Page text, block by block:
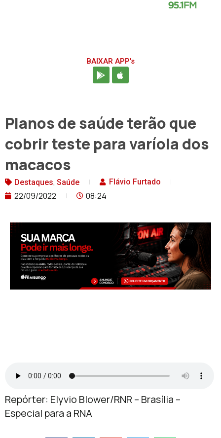
BAIXAR APP's
Planos de saúde terão que
cobrir teste para varíola dos
macacos
Destaques, Saúde Flávio Furtado
22/09/2022 08:24
Repórter: Elyvio Blower/RNR – Brasília –
Especial para a RNA